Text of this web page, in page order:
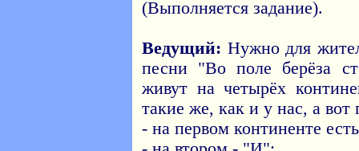
(Выполняется задание).
Ведущий: Нужно для
песни "Во поле берёза
живут на четырёх
такие же, как и у нас, а вот
- на первом континенте